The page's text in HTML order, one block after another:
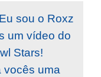
sou o Roxz
um vídeo do
Stars!
vocês uma